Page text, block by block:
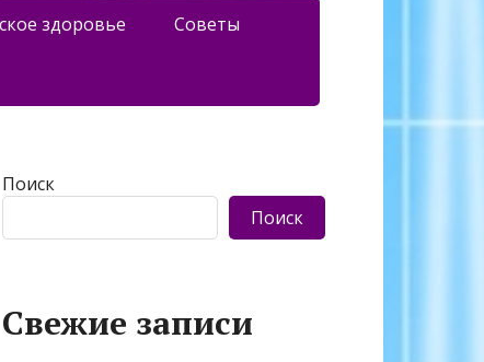
здоровье Советы
Поиск
Поиск
Свежие записи